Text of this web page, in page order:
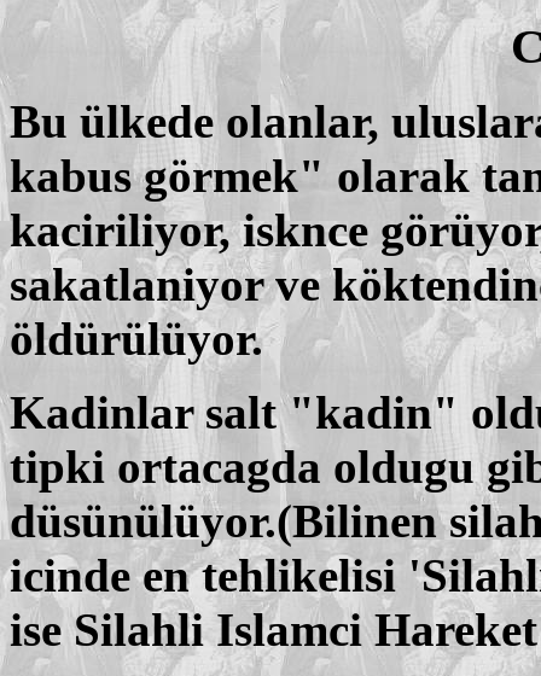
Bu ülkede olanlar,
kabus görmek" olarak
kaciriliyor, isknce
sakatlaniyor ve
öldürülüyor.
Kadinlar salt "kadin"
tipki ortacagda oldugu
düsünülüyor.(Bilinen
icinde en tehlikelisi
ise Silahli Islamci